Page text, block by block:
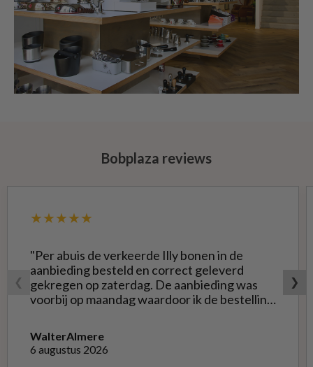
Bobplaza reviews
❮
★★★★★
"Per abuis de verkeerde Illy bonen in de
aanbieding besteld en correct geleverd
gekregen op zaterdag. De aanbieding was
voorbij op maandag waardoor ik de bestelling
worden voor de goede; dat kon misschien in
Haarlem bij de winkel. Op meerdere mails
WalterAlmere
6 augustus 2026
❯